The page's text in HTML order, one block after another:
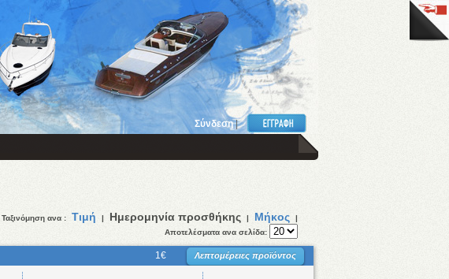
Σύνδεση|
Ταξινόμηση ανα : Τιμή | Ημερομηνία προσθήκης | Μήκος
|
Αποτελέσματα ανα σελίδα:
1€ Λεπτομέρειες προϊόντος